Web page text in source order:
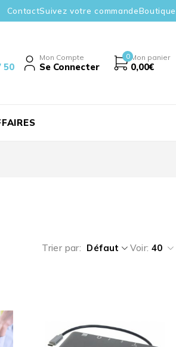
ContactSuivez votre commandeBoutique
50
Mon Compte
Se Connecter
0 Mon panier
0,00€
Trier par Défaut Voir: 40